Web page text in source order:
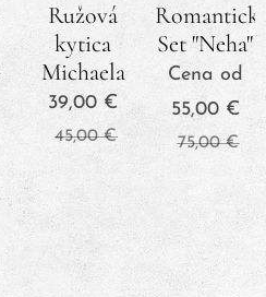
Ružová
kytica
Michaela
39,00 €
45,00€
Set "Neha"
Cena od
55,00€
75,00€